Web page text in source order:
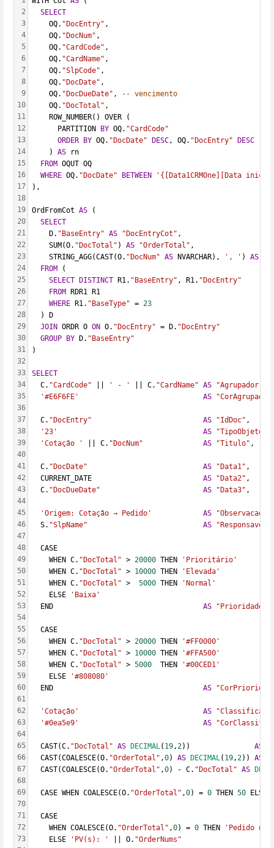
2
3
4
5
6
7
8
9
10
11
12
13
14
15
16
17
18
19
20
21
22
23
24
25
26
27
28
29
30
31
32
33
34
35
36
37
38
39
40
41
42
43
44
45
46
47
48
49
50
51
52
53
54
55
56
57
58
59
60
61
62
63
64
65
66
67
68
69
70
71
72
73
SELECT
    OQ.
"DocEntry" ,
    OQ.
"DocNum" ,
    OQ.
"CardCode" ,
    OQ.
"CardName" ,
    OQ.
"SlpCode" ,
    OQ.
"DocDate" ,
    OQ.
"DocDueDate" ,
-- vencimento
    OQ.
"DocTotal" ,
    ROW_NUMBER() OVER (
      PARTITION
BY OQ. "CardCode"
ORDER BY OQ. "DocDate" DESC , OQ. "DocEntry" DESC
    )
AS rn
FROM OQUT OQ
WHERE OQ. "DocDate" BETWEEN
'{[Data1CRMOne][Data
),
OrdFromCot AS (
SELECT
    D.
"BaseEntry" AS "DocEntryCot" ,
    SUM(O.
"DocTotal" ) AS "OrderTotal" ,
    STRING_AGG(CAST(O.
"DocNum" AS NVARCHAR), ', ' ) AS
FROM (
SELECT DISTINCT R1. "BaseEntry" , R1. "DocEntry"
FROM RDR1 R1
WHERE R1. "BaseType" = 23
  ) D
JOIN ORDR O ON O. "DocEntry" = D. "DocEntry"
GROUP BY D. "BaseEntry"
)
SELECT
  C.
"CardCode" ' - ' || C. "CardName" AS "Agrupador"
'#E6F6FE'
AS
  C.
"DocEntry" AS "IdDoc" ,
'23'
AS "TipoObjeto"
'Cotação '
|| C. "DocNum" AS "Titulo" ,
  C.
"DocDate" AS "Data1" ,
  CURRENT_DATE
AS "Data2" ,
  C.
"DocDueDate" AS "Data3" ,
'Origem: Cotação → Pedido' AS "Observacao"
  S.
"SlpName" AS "Responsavel"
  CASE
    WHEN C.
"DocTotal" > 20000 THEN
'Prioritário'
    WHEN C.
"DocTotal" > 10000 THEN
'Elevada'
    WHEN C.
"DocTotal" > 5000 THEN
'Normal'
    ELSE
'Baixa'
  END
AS "Prioridade"
  CASE
    WHEN C.
"DocTotal" > 20000 THEN
'#FF0000'
    WHEN C.
"DocTotal" > 10000 THEN
'#FFA500'
    WHEN C.
"DocTotal" > 5000
  THEN
'#00CED1'
    ELSE
'#808080'
  END
AS
'Cotação' AS
'#0ea5e9'
AS
  CAST(C.
"DocTotal" AS DECIMAL ( 19 , 2)) AS
  CAST(COALESCE(O.
"OrderTotal" ,0) AS DECIMAL ( 19 , 2)) AS
  CAST(COALESCE(O.
"OrderTotal" ,0) - C. "DocTotal" AS
  CASE WHEN COALESCE(O.
"OrderTotal" ,0) = 0 THEN 50 ELSE
  CASE
    WHEN COALESCE(O.
"OrderTotal" ,0) = 0 THEN
'Pedido
    ELSE
'PV(s): ' || O. "OrderNums"